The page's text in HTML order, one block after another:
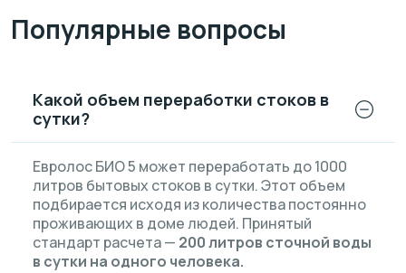
Популярные вопросы
Какой объем переработки стоков в
сутки?
Евролос БИО 5 может переработать до 1000
литров бытовых стоков в сутки. Этот объем
подбирается исходя из количества постоянно
проживающих в доме людей. Принятый
стандарт расчета — 200 литров сточной воды
в сутки на одного человека.